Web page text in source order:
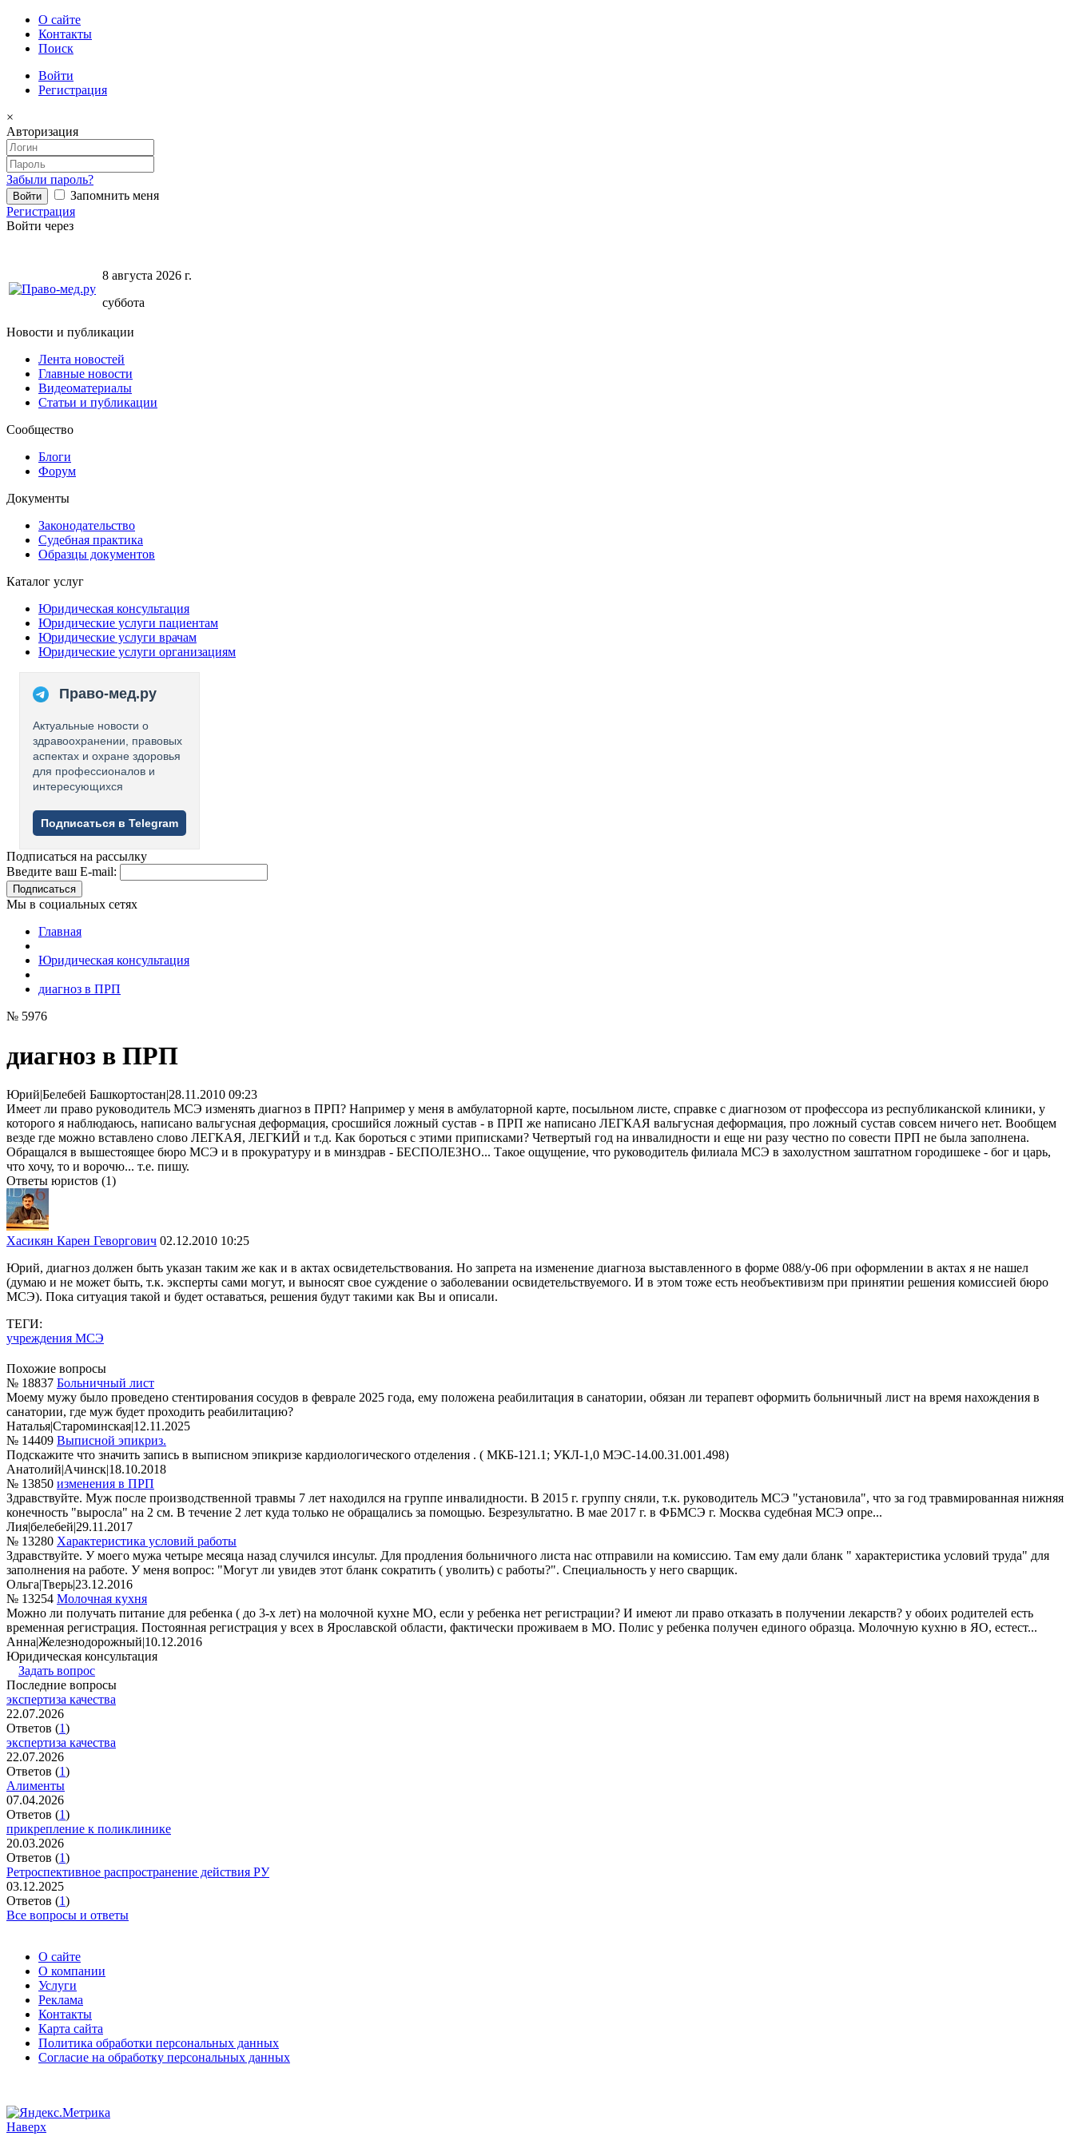
О сайте
Контакты
Поиск
Войти
Регистрация
×
Авторизация
Забыли пароль?
Запомнить меня
Регистрация
Войти через
8 августа 2026 г.
суббота
Новости и публикации
Лента новостей
Главные новости
Видеоматериалы
Статьи и публикации
Сообщество
Блоги
Форум
Документы
Законодательство
Судебная практика
Образцы документов
Каталог услуг
Юридическая консультация
Юридические услуги пациентам
Юридические услуги врачам
Юридические услуги организациям
Право-мед.ру
Актуальные новости о
здравоохранении, правовых
аспектах и охране здоровья
для профессионалов и
интересующихся
Подписаться в Telegram
Подписаться на рассылку
Введите ваш E-mail:
Подписаться
Мы в социальных сетях
Главная
Юридическая консультация
диагноз в ПРП
№ 5976
диагноз в ПРП
Юрий|Белебей Башкортостан|28.11.2010 09:23
Имеет ли право руководитель МСЭ изменять диагноз в ПРП? Например у меня в амбулаторной карте, посыльном листе, справке с диагнозом от профессора из республиканской клиники, у
которого я наблюдаюсь, написано вальгусная деформация, сросшийся ложный сустав - в ПРП же написано ЛЕГКАЯ вальгусная деформация, про ложный сустав совсем ничего нет. Вообщем
везде где можно вставлено слово ЛЕГКАЯ, ЛЕГКИЙ и т.д. Как бороться с этими приписками? Четвертый год на инвалидности и еще ни разу честно по совести ПРП не была заполнена.
Обращался в вышестоящее бюро МСЭ и в прокуратуру и в минздрав - БЕСПОЛЕЗНО... Такое ощущение, что руководитель филиала МСЭ в захолустном заштатном городишеке - бог и царь,
что хочу, то и ворочю... т.е. пишу.
Ответы юристов (1)
Хасикян Карен Геворгович 02.12.2010 10:25
Юрий, диагноз должен быть указан таким же как и в актах освидетельствования. Но запрета на изменение диагноза выставленного в форме 088/у-06 при оформлении в актах я не нашел
(думаю и не может быть, т.к. эксперты сами могут, и выносят свое суждение о заболевании освидетельствуемого. И в этом тоже есть необъективизм при принятии решения комиссией бюро
МСЭ). Пока ситуация такой и будет оставаться, решения будут такими как Вы и описали.
ТЕГИ:
учреждения МСЭ
Похожие вопросы
№ 18837 Больничный лист
Моему мужу было проведено стентирования сосудов в феврале 2025 года, ему положена реабилитация в санатории, обязан ли терапевт оформить больничный лист на время нахождения в
санатории, где муж будет проходить реабилитацию?
Наталья|Староминская|12.11.2025
№ 14409 Выписной эпикриз.
Подскажите что значить запись в выписном эпикризе кардиологического отделения . ( МКБ-121.1; УКЛ-1,0 МЭС-14.00.31.001.498)
Анатолий|Ачинск|18.10.2018
№ 13850 изменения в ПРП
Здравствуйте. Муж после производственной травмы 7 лет находился на группе инвалидности. В 2015 г. группу сняли, т.к. руководитель МСЭ "установила", что за год травмированная нижняя
конечность "выросла" на 2 см. В течение 2 лет куда только не обращались за помощью. Безрезультатно. В мае 2017 г. в ФБМСЭ г. Москва судебная МСЭ опре...
Лия|белебей|29.11.2017
№ 13280 Характеристика условий работы
Здравствуйте. У моего мужа четыре месяца назад случился инсульт. Для продления больничного листа нас отправили на комиссию. Там ему дали бланк " характеристика условий труда" для
заполнения на работе. У меня вопрос: "Могут ли увидев этот бланк сократить ( уволить) с работы?". Специальность у него сварщик.
Ольга|Тверь|23.12.2016
№ 13254 Молочная кухня
Можно ли получать питание для ребенка ( до 3-х лет) на молочной кухне МО, если у ребенка нет регистрации? И имеют ли право отказать в получении лекарств? у обоих родителей есть
временная регистрация. Постоянная регистрация у всех в Ярославской области, фактически проживаем в МО. Полис у ребенка получен единого образца. Молочную кухню в ЯО, естест...
Анна|Железнодорожный|10.12.2016
Юридическая консультация
Задать вопрос
Последние вопросы
экспертиза качества
22.07.2026
Ответов (1)
экспертиза качества
22.07.2026
Ответов (1)
Алименты
07.04.2026
Ответов (1)
прикрепление к поликлинике
20.03.2026
Ответов (1)
Ретроспективное распространение действия РУ
03.12.2025
Ответов (1)
Все вопросы и ответы
О сайте
О компании
Услуги
Реклама
Контакты
Карта сайта
Политика обработки персональных данных
Согласие на обработку персональных данных
Наверх